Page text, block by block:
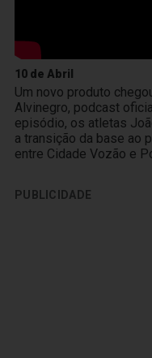
10 de Abril
Um novo produto
Alvinegro, podcast
episódio, os atletas
a transição da base ao
entre Cidade Vozão e
PUBLICIDADE